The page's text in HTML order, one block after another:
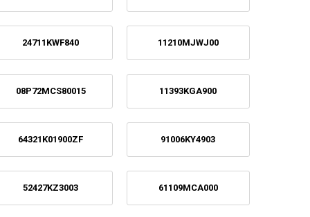
24711KWF840 11210MJWJ00
08P72MCS80015 11393KGA900
64321K01900ZF 91006KY4903
52427KZ3003 61109MCA000